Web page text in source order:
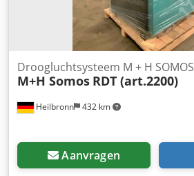
Heilbronn 432 km
Droogluchtsysteem M + H SOMOS
M+H Somos RDT (art.2200)
Aanvragen